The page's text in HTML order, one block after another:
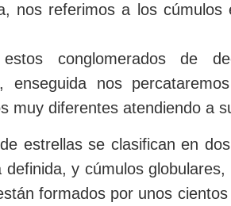
nos referimos a los cúmulos
estos conglomerados de
enseguida nos
muy diferentes atendiendo a
estrellas se clasifican en
definida, y cúmulos
formados por unos